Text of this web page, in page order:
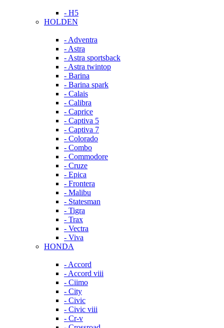
- H5
HOLDEN
- Adventra
- Astra
- Astra sportsback
- Astra twintop
- Barina
- Barina spark
- Calais
- Calibra
- Caprice
- Captiva 5
- Captiva 7
- Colorado
- Combo
- Commodore
- Cruze
- Epica
- Frontera
- Malibu
- Statesman
- Tigra
- Trax
- Vectra
- Viva
HONDA
- Accord
- Accord viii
- Ciimo
- City
- Civic
- Civic viii
- Cr-v